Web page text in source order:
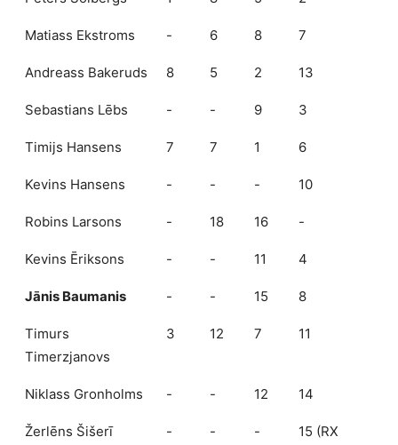
Matiass Ekstroms - 6 8 7
Andreass Bakeruds 8 5 2 13
Sebastians Lēbs - - 9 3
Timijs Hansens 7 7 1 6
Kevins Hansens - - - 10
Robins Larsons - 18 16 -
Kevins Ēriksons - - 11 4
Jānis Baumanis - - 15 8
Timurs
Timerzjanovs
3 12 7 11
Niklass Gronholms - - 12 14
Žerlēns Šišerī - - -
15 (RX